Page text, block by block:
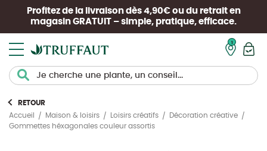
Profitez de la livraison dès 4,90€ ou du retrait en
magasin GRATUIT – simple, pratique, efficace.
RETOUR
Accueil
Maison & loisirs Loisirs créatifs
Décoration créative
Gommettes héxagonales couleur assortis